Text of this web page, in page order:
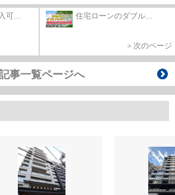
可... 住宅ローンのダブル...
＞次のページ
事一覧ページへ